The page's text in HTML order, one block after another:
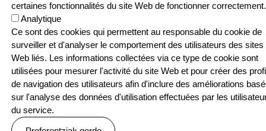
Menu Pied de page
ContactPolitique de confidentialité
Politique relative aux cookies
© SEASKA | Eskubide guztiak bere esku
certaines fonctionnalités du site Web de fonctionner correctement.
Analytique
Ce sont des cookies qui permettent au responsable du cookie de
surveiller et d'analyser le comportement des utilisateurs des sites
Web liés. Les informations collectées via ce type de cookie sont
utilisées pour mesurer l'activité du site Web et pour créer des
de navigation des utilisateurs afin d'inclure des améliorations
sur l'analyse des données d'utilisation effectuées par les
du service.